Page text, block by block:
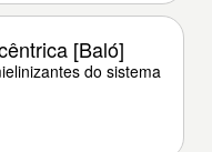
[Baló]
do sistema